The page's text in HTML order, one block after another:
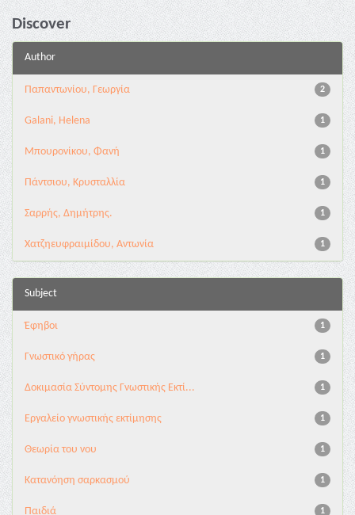
Discover
Author
2
Παπαντωνίου, Γεωργία
1
Galani, Helena
1
Μπουρονίκου, Φανή
1
Πάντσιου, Κρυσταλλία
1
Σαρρής, Δημήτρης.
1
Χατζηευφραιμίδου, Αντωνία
Subject
1
Έφηβοι
1
Γνωστικό γήρας
1
Δοκιμασία Σύντομης Γνωστικής Εκτί...
1
Εργαλείο γνωστικής εκτίμησης
1
Θεωρία του νου
1
Κατανόηση σαρκασμού
1
Παιδιά